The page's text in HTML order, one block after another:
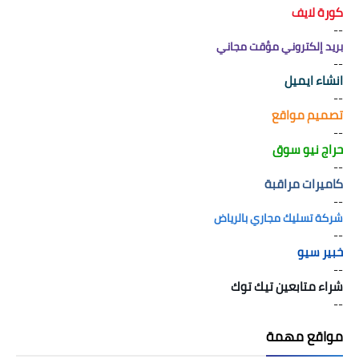
كورة لايف
--
بريد إلكتروني مؤقت مجاني
--
انشاء ايميل
--
تصميم مواقع
--
حراج نيو سوق
--
كاميرات مراقبة
--
شركة تسليك مجاري بالرياض
--
خبير سيو
--
شراء متابعين تيك توك
--
مواقع مهمة